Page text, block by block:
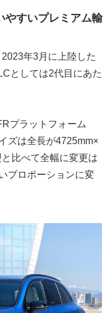
やすいプレミアム輸
年3月に上陸した
としては2代目にあた
プラットフォーム
ズは全長が4725mm×
比べて全幅に変更は
プロポーションに変